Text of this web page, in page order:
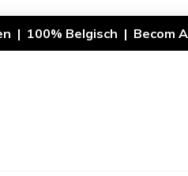
| 100% Belgisch | Becom